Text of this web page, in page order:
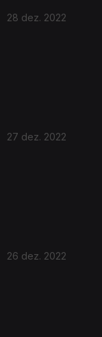
28 dez. 2022
27 dez. 2022
26 dez. 2022